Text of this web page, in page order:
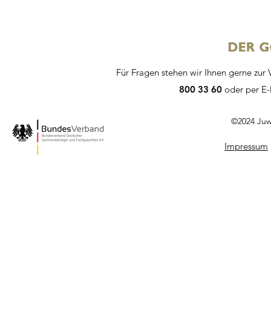
Für Fragen stehen wir Ihnen gerne
800 33 60oder per
©2024
Impressum